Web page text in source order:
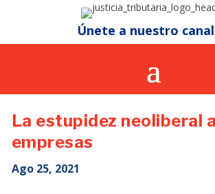
Únete a nuestro canal
La estupidez neoliberal
empresas
Ago 25, 2021